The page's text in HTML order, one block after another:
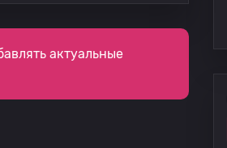
актуальные